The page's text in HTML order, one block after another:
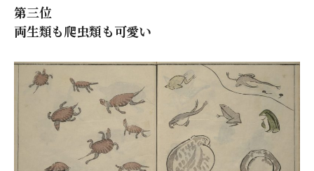
第三位
両生類も爬虫類も可愛い